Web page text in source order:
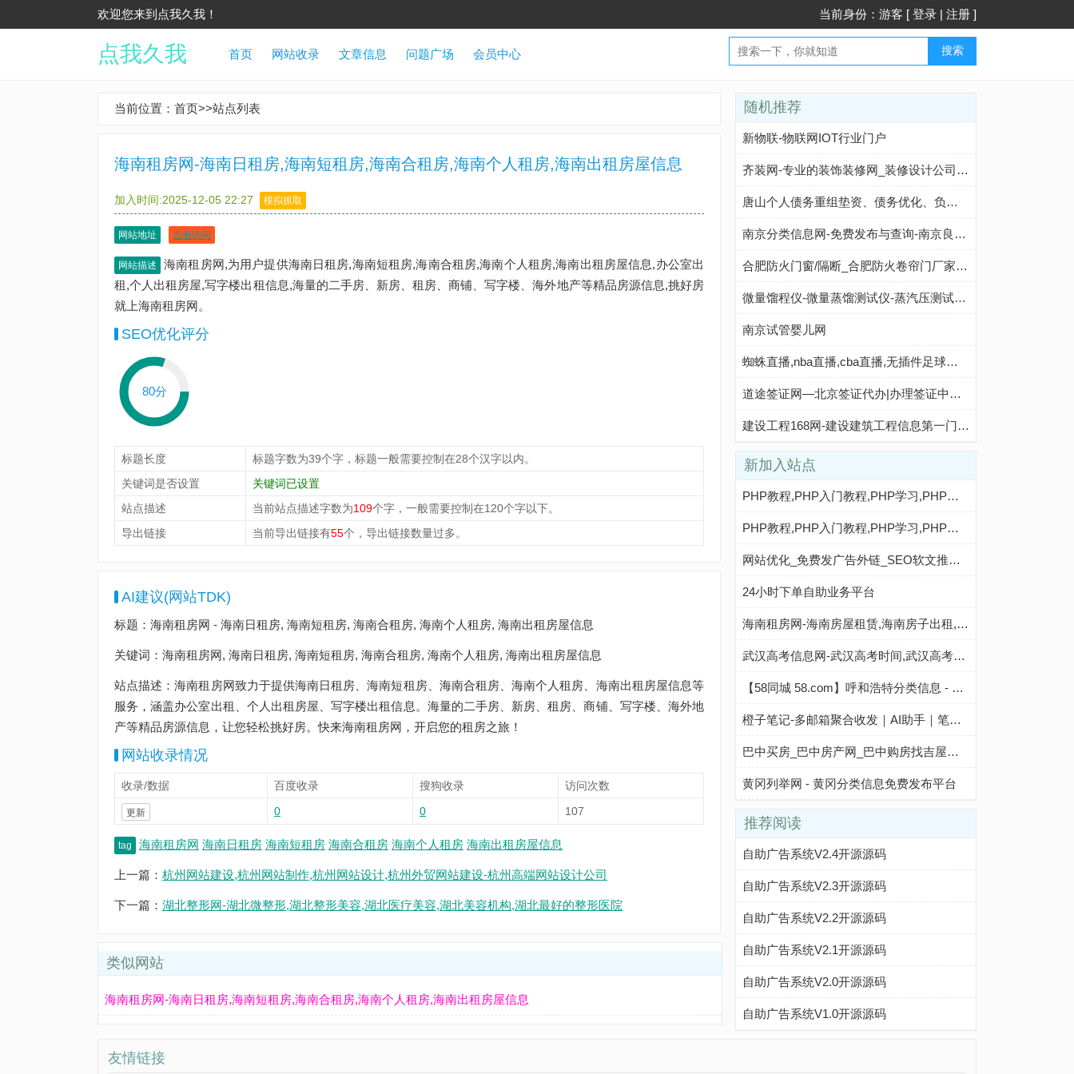
欢迎您来到点我久我！ 当前身份：游客 [ 登录 | 注册 ]
点我久我 首页 网站收录 文章信息 问题广场 会员中心 搜索
当前位置： 首页>>站点列表
海南租房网-海南日租房,海南短租房,海南合租房,海南个人租房,海南出租房屋信息
加入时间:2025-12-05 22:27 模拟抓取
网站地址 点击访问
网站描述
海南租房网,为用户提供海南日租房,海南短租房,海南合租房,海南个人租房,海南出租房屋信息,办公室出
租,个人出租房屋,写字楼出租信息,海量的二手房、新房、租房、商铺、写字楼、海外地产等精品房源信息,挑好房
就上海南租房网。
SEO优化评分
80分
标题长度
标题字数为39个字，标题一般需要控制在28个汉字以内。
关键词是否设置
关键词已设置
站点描述
当前站点描述字数为109个字，一般需要控制在120个字以下。
导出链接
当前导出链接有55个，导出链接数量过多。
AI建议(网站TDK)
标题：海南租房网 - 海南日租房, 海南短租房, 海南合租房, 海南个人租房, 海南出租房屋信息
关键词：海南租房网, 海南日租房, 海南短租房, 海南合租房, 海南个人租房, 海南出租房屋信息
站点描述：海南租房网致力于提供海南日租房、海南短租房、海南合租房、海南个人租房、海南出租房屋信息等
服务，涵盖办公室出租、个人出租房屋、写字楼出租信息。海量的二手房、新房、租房、商铺、写字楼、海外地
产等精品房源信息，让您轻松挑好房。快来海南租房网，开启您的租房之旅！
网站收录情况
收录/数据 百度收录 搜狗收录 访问次数
更新 0 0 107
tag 海南租房网 海南日租房 海南短租房 海南合租房 海南个人租房 海南出租房屋信息
上一篇： 杭州网站建设,杭州网站制作,杭州网站设计,杭州外贸网站建设-杭州高端网站设计公司
下一篇： 湖北整形网-湖北微整形,湖北整形美容,湖北医疗美容,湖北美容机构,湖北最好的整形医院
类似网站
海南租房网-海南日租房,海南短租房,海南合租房,海南个人租房,海南出租房屋信息
随机推荐
新物联-物联网IOT行业门户
齐装网-专业的装饰装修网_装修设计公司一站式服务平台
唐山个人债务重组垫资、债务优化、负债整合公司_唐山贷款网-唐山德智企业管理
南京分类信息网-免费发布与查询-南京良时百业招商网
合肥防火门窗/隔断_合肥防火卷帘门厂家_安徽耐火窗_良万消防设备有限公司
微量馏程仪-微量蒸馏测试仪-蒸汽压测试仪-真空混料脱泡机-上海人和科学仪器有限公司
南京试管婴儿网
蜘蛛直播,nba直播,cba直播,无插件足球直播,亚预杯直播,蜘蛛体育直播
道途签证网—北京签证代办|办理签证中介公司|签证咨询外包服务
建设工程168网-建设建筑工程信息第一门户网
新加入站点
PHP教程,PHP入门教程,PHP学习,PHP程序员,PHP网站,PHP视频教程,Mysql教程,CMS教程,AI秒收录 - AI秒收录
PHP教程,PHP入门教程,PHP学习,PHP程序员,PHP网站,PHP视频教程,Mysql教程,CMS教程,AI收录网 - AI收录网
网站优化_免费发广告外链_SEO软文推广_php秒收录
24小时下单自助业务平台
海南租房网-海南房屋租赁,海南房子出租,海南出租房屋,海南房地产中介,海南个人租房信息
武汉高考信息网-武汉高考时间,武汉高考复读,武汉志愿填报,武汉高考分数线,武汉高考成绩查询
【58同城 58.com】呼和浩特分类信息 - 本地 免费 高效
橙子笔记-多邮箱聚合收发｜AI助手｜笔记文档云端同步｜团队与个人高效协作工具
巴中买房_巴中房产网_巴中购房找吉屋网 - 巴中吉屋网
黄冈列举网 - 黄冈分类信息免费发布平台
推荐阅读
自助广告系统V2.4开源源码
自助广告系统V2.3开源源码
自助广告系统V2.2开源源码
自助广告系统V2.1开源源码
自助广告系统V2.0开源源码
自助广告系统V1.0开源源码
友情链接